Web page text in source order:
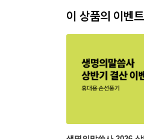
이 상품의 이벤트